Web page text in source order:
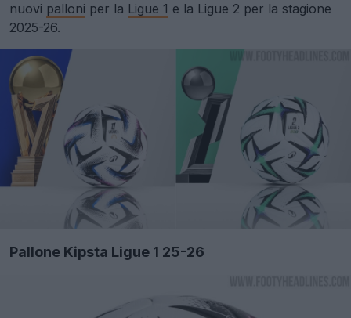
nuovi palloni per la Ligue 1 e la Ligue 2 per la stagione
2025-26.
Pallone Kipsta Ligue 1 25-26